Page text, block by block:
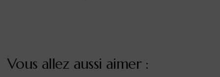
Vous allez aussi aimer :